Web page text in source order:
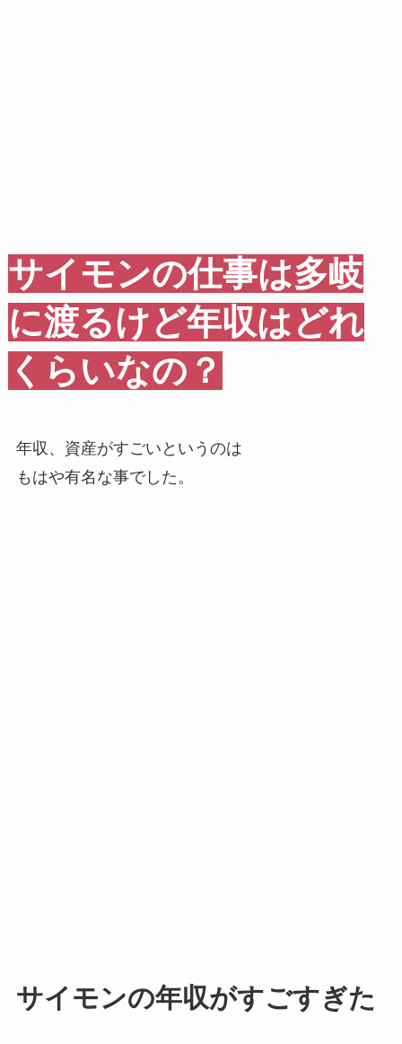
サイモンの仕事は多岐
に渡るけど年収はどれ
くらいなの？
年収、資産がすごいというのは
もはや有名な事でした。
サイモンの年収がすごすぎた